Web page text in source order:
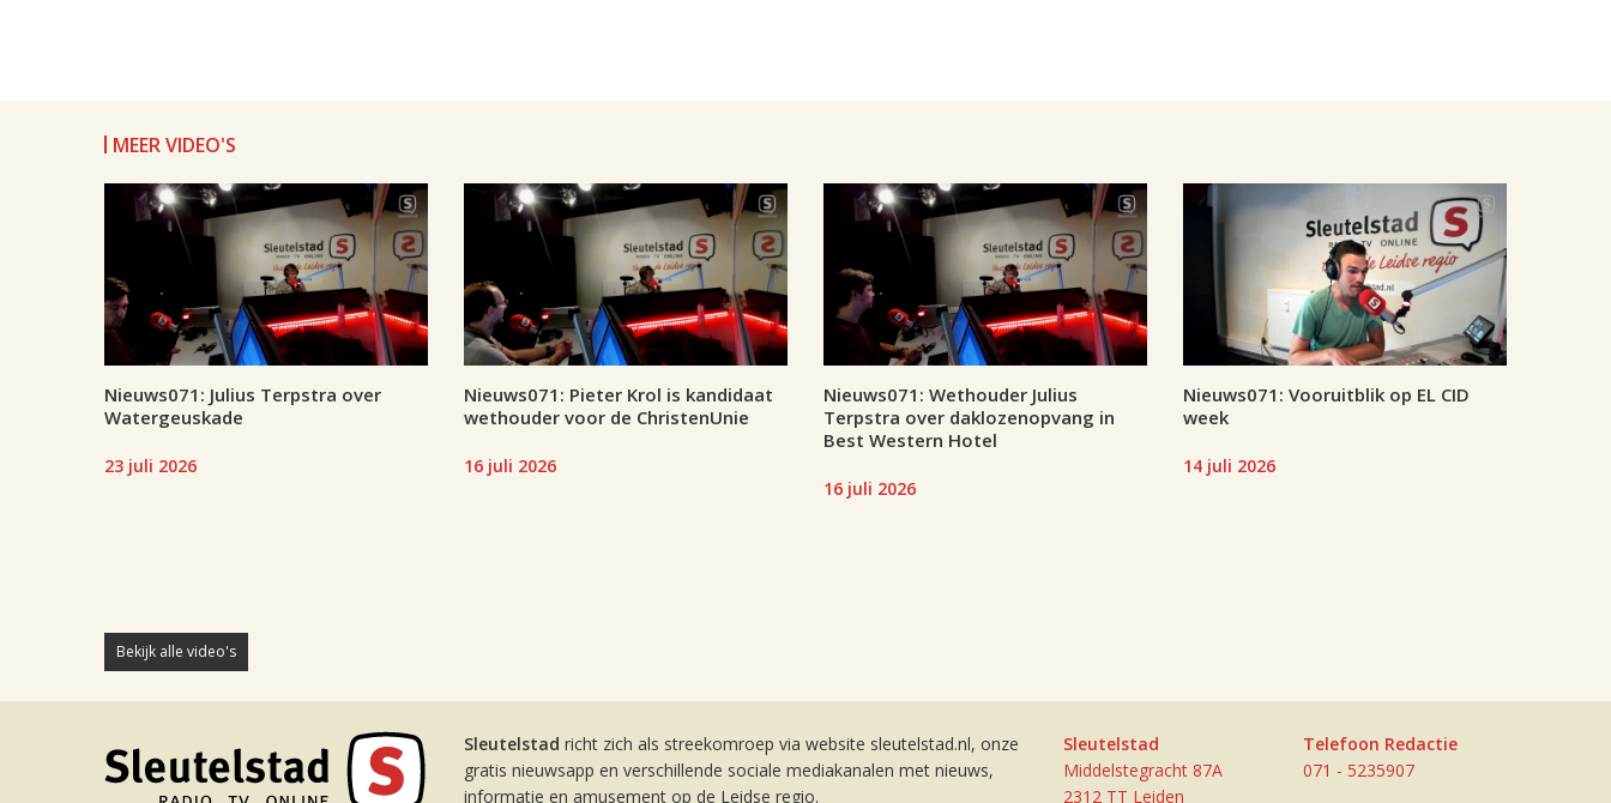
MEER VIDEO'S
Nieuws071: Julius Terpstra over
Watergeuskade
23 juli 2026
Nieuws071: Pieter Krol is kandidaat
wethouder voor de ChristenUnie
16 juli 2026
Nieuws071: Wethouder Julius
Terpstra over daklozenopvang in
Best Western Hotel
16 juli 2026
Nieuws071: Vooruitblik op EL CID
week
14 juli 2026
Bekijk alle video's
Sleutelstad richt zich als streekomroep via website sleutelstad.nl, onze
gratis nieuwsapp en verschillende sociale mediakanalen met nieuws,
informatie en amusement op de Leidse regio.
Sleutelstad
Middelstegracht 87A
2312 TT Leiden
Telefoon Redactie
071 - 5235907